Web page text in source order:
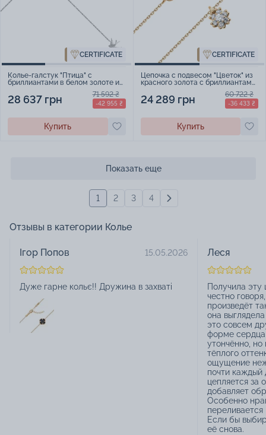
CERTIFICATE
Колье-галстук "Птица" с
бриллиантами в белом золоте и
якорным плетением - 1858614
28 637 грн 71 592 ₴
-42 955 ₴
Купить
CERTIFICATE
Цепочка с подвесом "Цветок" из
красного золота с бриллиантами
в якорном плетении - 2081585
24 289 грн 60 722 ₴
-36 433 ₴
Купить
Показать еще
1 2 3 4
Отзывы в категории Колье
Ігор Попов 15.05.2026
Дуже гарне кольє!! Дружина в захваті
Леся
Получила эту
честно
произведёт
она
это совсем
форме
утончённо, но
тёплого
ощущение
почти каждый
цепляется за
добавляет
Особенно
Если бы
её снова.